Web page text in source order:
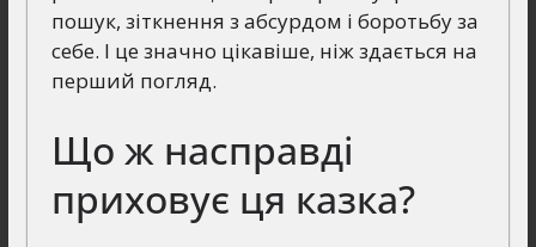
пошук, зіткнення з абсурдом і боротьбу за
себе. І це значно цікавіше, ніж здається на
перший погляд.
Що ж насправді
приховує ця казка?